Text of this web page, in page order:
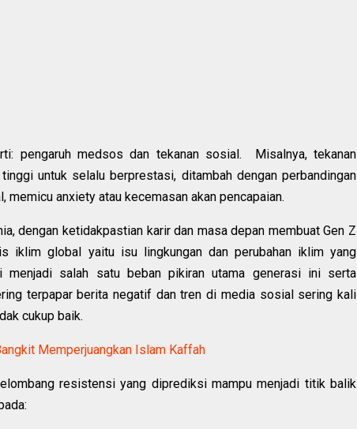
pengaruh medsos dan tekanan sosial. Misalnya, tekanan
untuk selalu berprestasi, ditambah dengan perbandingan
anxiety atau kecemasan akan pencapaian.
dengan ketidakpastian karir dan masa depan membuat Gen Z
iklim global yaitu isu lingkungan dan perubahan iklim yang
menjadi salah satu beban pikiran utama generasi ini serta
terpapar berita negatif dan tren di media sosial sering kali
cukup baik.
Memperjuangkan Islam Kaffah
resistensi yang diprediksi mampu menjadi titik balik